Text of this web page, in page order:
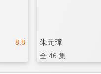
8.8 朱元璋
全 46 集